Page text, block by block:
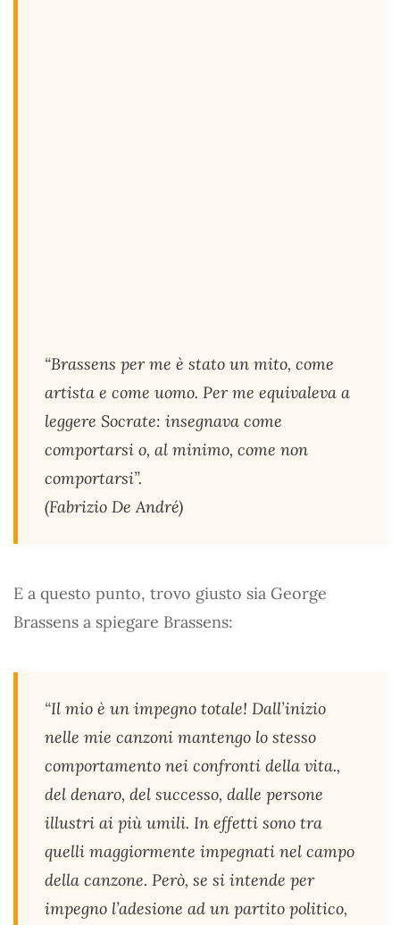
“Brassens per me è stato un mito, come
artista e come uomo. Per me equivaleva a
leggere Socrate: insegnava come
comportarsi o, al minimo, come non
comportarsi”.
(Fabrizio De André)
E a questo punto, trovo giusto sia George
Brassens a spiegare Brassens:
“Il mio è un impegno totale! Dall’inizio
nelle mie canzoni mantengo lo stesso
comportamento nei confronti della vita.,
del denaro, del successo, dalle persone
illustri ai più umili. In effetti sono tra
quelli maggiormente impegnati nel campo
della canzone. Però, se si intende per
impegno l’adesione ad un partito politico,